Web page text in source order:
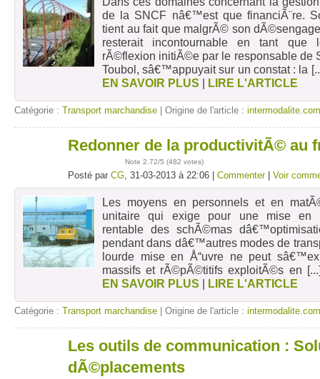
de la SNCF nâ€™est que financiÃ¨re.
tient au fait que malgrÃ© son
resterait incontournable en tant que
rÃ©flexion initiÃ©e par le responsable de
Toubol, sâ€™appuyait sur un constat : la
EN SAVOIR PLUS | LIRE L'ARTICLE
Catégorie : Transport marchandise | Origine de l'article : intermodalite.com
Redonner de la productivitÃ© au
Note 2.72/5 (482 votes)
Posté par CG, 31-03-2013 à 22:06 | Commenter| Voir
Les moyens en personnels et en
unitaire qui exige pour une mise en
rentable des schÃ©mas
pendant dans dâ€™autres modes de
lourde mise en Å“uvre ne peut
massifs et rÃ©pÃ©titifs exploitÃ©s en
EN SAVOIR PLUS | LIRE L'ARTICLE
Catégorie : Transport marchandise | Origine de l'article : intermodalite.com
Les outils de communication :
dÃ©placements